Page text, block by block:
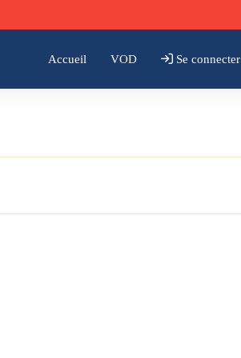
Accueil VOD Se connecter